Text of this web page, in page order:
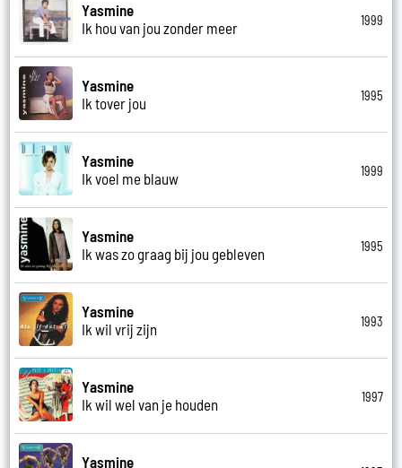
Yasmine
Ik hou van jou zonder meer
1999
Yasmine
Ik tover jou
1995
Yasmine
Ik voel me blauw
1999
Yasmine
Ik was zo graag bij jou gebleven
1995
Yasmine
Ik wil vrij zijn
1993
Yasmine
Ik wil wel van je houden
1997
Yasmine